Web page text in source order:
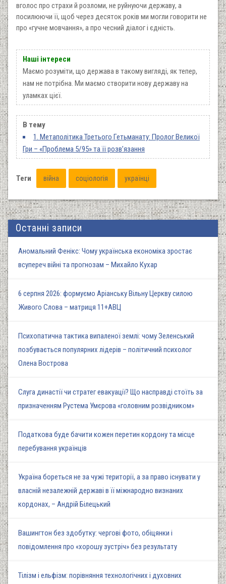
вголос про страхи й розломи, не руйнуючи державу, а
посилюючи її, щоб через десяток років ми могли говорити не
про «гучне мовчання», а про чесний діалог і єдність.
Наші інтереси
Маємо розуміти, що держава в такому вигляді, як тепер,
нам не потрібна. Ми маємо створити нову державу на
уламках цієї.
В тему
1. Метаполітика Третього Гетьманату: Пролог Великої
Гри – «Проблема 5/95» та її розв’язання
Теги війна соціологія українці
Останні записи
Аномальний Фенікс: Чому українська економіка зростає
всупереч війні та прогнозам – Михайло Кухар
6 серпня 2026: формуємо Аріанську Вільну Церкву силою
Живого Слова – матриця 11+АВЦ
Психопатична тактика випаленої землі: чому Зеленський
позбувається популярних лідерів – політичний психолог
Олена Вострова
Слуга династії чи стратег евакуації? Що насправді стоїть за
призначенням Рустема Умєрова «головним розвідником»
Податкова буде бачити кожен перетин кордону та місце
перебування українців
Україна бореться не за чужі території, а за право існувати у
власній незалежній державі в її міжнародно визнаних
кордонах, – Андрій Білецький
Вашингтон без здобутку: чергові фото, обіцянки і
повідомлення про «хорошу зустріч» без результату
Тілізм і ельфізм: порівняння технологічних і духовних